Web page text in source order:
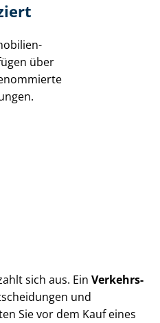
über
sich aus. Ein Ver­kehrs­
und
Sie vor dem Kauf eines